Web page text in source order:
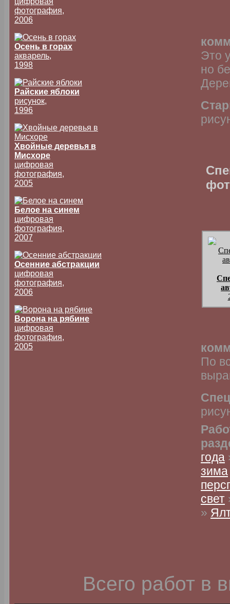
фотография,
2006
Осень в горах
акварель,
1998
Райские яблоки
рисунок,
1996
Хвойные деревья в
Мисхоре
цифровая
фотография,
2005
Белое на синем
цифровая
фотография,
2007
Осенние абстракции
цифровая
фотография,
2006
Ворона на рябине
цифровая
фотография,
2005
Это
но
По
года
зима
свет
»
Всего работ в